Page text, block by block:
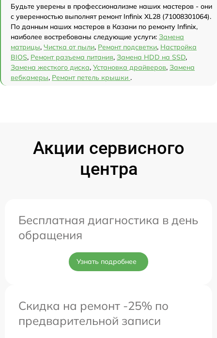
Будьте уверены в профессионализме наших мастеров - они
с уверенностью выполнят ремонт Infinix XL28 (71008301064).
По данным наших мастеров в Казани по ремонту Infinix,
наиболее востребованы следующие услуги: Замена
матрицы, Чистка от пыли, Ремонт подсветки, Настройка
BIOS, Ремонт разъема питания, Замена HDD на SSD,
Замена жесткого диска, Установка драйверов, Замена
вебкамеры, Ремонт петель крышки .
Акции сервисного
центра
Бесплатная диагностика в день
обращения
Узнать подробнее
Скидка на ремонт -25% по
предварительной записи